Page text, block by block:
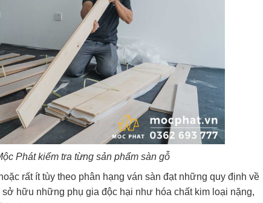
Phát kiểm tra từng sản phẩm sàn gỗ
rất ít tùy theo phân hạng ván sàn đạt những quy định về
hữu những phụ gia độc hại như hóa chất kim loại nặng,